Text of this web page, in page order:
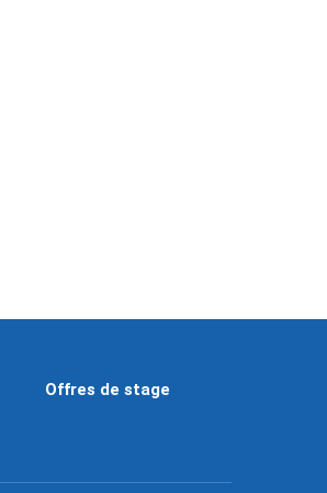
Offres de stage